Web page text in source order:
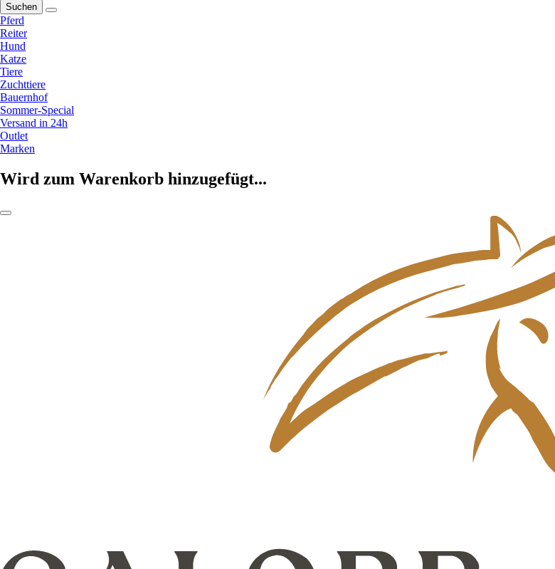
Suchen
Pferd
Reiter
Hund
Katze
Tiere
Zuchttiere
Bauernhof
Sommer-Special
Versand in 24h
Outlet
Marken
Wird zum Warenkorb hinzugefügt...